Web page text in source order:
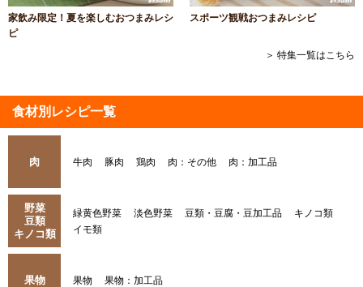
家飲み限定！夏を楽しむおつまみレシ
ピ
スポーツ観戦おつまみレシピ
＞ 特集一覧はこちら
食材別レシピ一覧
肉 牛肉 豚肉 鶏肉 肉：その他 肉：加工品
野菜
豆類
キノコ類
緑黄色野菜 淡色野菜 豆類・豆腐・豆加工品
キノコ類
イモ類
果物 果物 果物：加工品